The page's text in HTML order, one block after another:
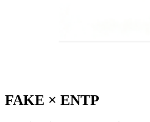
FAKE × ENTP